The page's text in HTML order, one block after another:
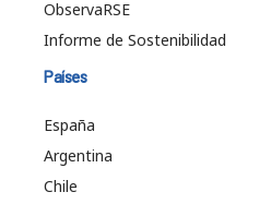
ObservaRSE
Informe de Sostenibilidad
Países
España
Argentina
Chile